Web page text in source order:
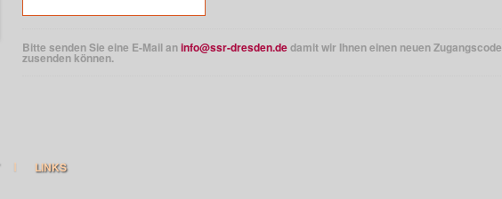
Bitte senden Sie eine E-Mail aninfo@ssr-dresden.dedamit wir Ihnen einen neuen Zugangscode
zusenden können.
LINKS